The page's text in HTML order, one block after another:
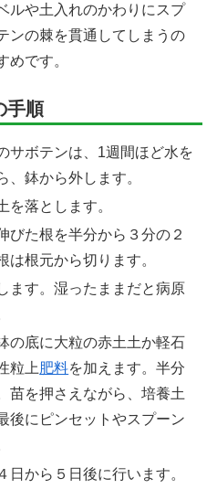
ルや土入れのかわりにスプ
ンの棘を貫通してしまうの
めです。
手順
サボテンは、1週間ほど水を
、鉢から外します。
を落とします。
びた根を半分から３分の２
は根元から切ります。
ます。湿ったままだと病原
の底に大粒の赤土土か軽石
粒上肥料を加えます。半分
苗を押さえながら、培養土
後にピンセットやスプーン
日から５日後に行います。